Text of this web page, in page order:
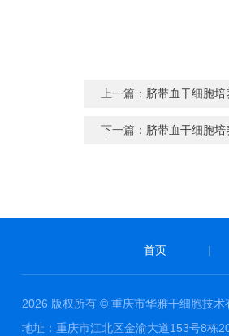
上一篇： 脐带血干细胞
下一篇： 脐带血干细胞
首页 |
2026 版权所有 © 重庆市华雅干细胞技术
地址：重庆市江北区金渝大道153号8栋